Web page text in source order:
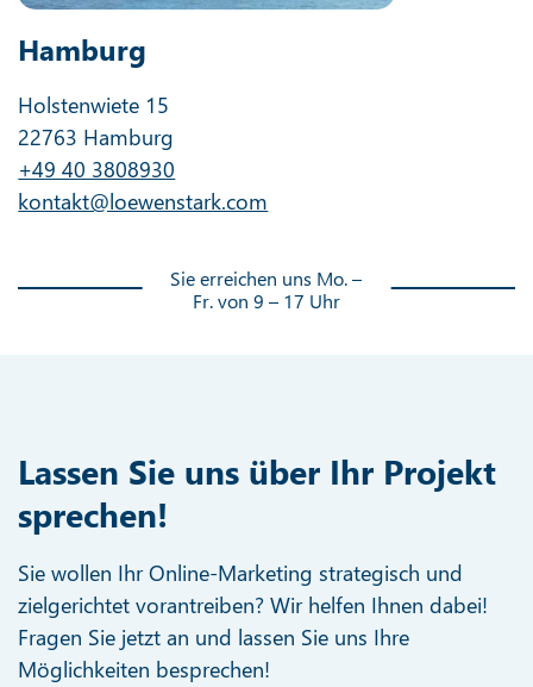
Hamburg
Holstenwiete 15
22763 Hamburg
+49 40 3808930
kontakt@loewenstark.com
Sie erreichen uns Mo. –
Fr. von 9 – 17 Uhr
Lassen Sie uns über Ihr Projekt
sprechen!
Sie wollen Ihr Online-Marketing strategisch und
zielgerichtet vorantreiben? Wir helfen Ihnen dabei!
Fragen Sie jetzt an und lassen Sie uns Ihre
Möglichkeiten besprechen!